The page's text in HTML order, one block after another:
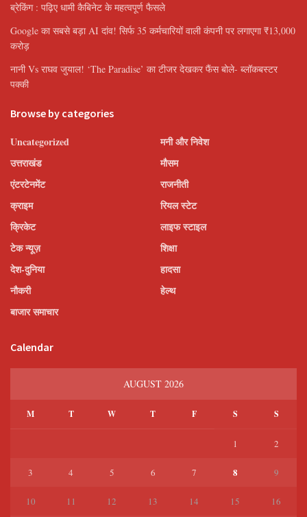
ब्रेकिंग : पढ़िए धामी कैबिनेट के महत्वपूर्ण फैसले
Google का सबसे बड़ा AI दांव! सिर्फ 35 कर्मचारियों वाली कंपनी पर लगाएगा ₹13,000
करोड़
नानी Vs राघव जुयाल! ‘The Paradise’ का टीजर देखकर फैंस बोले- ब्लॉकबस्टर
पक्की
Browse by categories
Uncategorized
उत्तराखंड
एंटरटेनमेंट
क्राइम
क्रिकेट
टेक न्यूज़
देश-दुनिया
नौकरी
बाजार समाचार
मनी और निवेश
मौसम
राजनीती
रियल स्टेट
लाइफ स्टाइल
शिक्षा
हादसा
हेल्थ
Calendar
AUGUST 2026
M T W T F S S
1 2
3 4 5 6 7 8 9
10 11 12 13 14 15 16